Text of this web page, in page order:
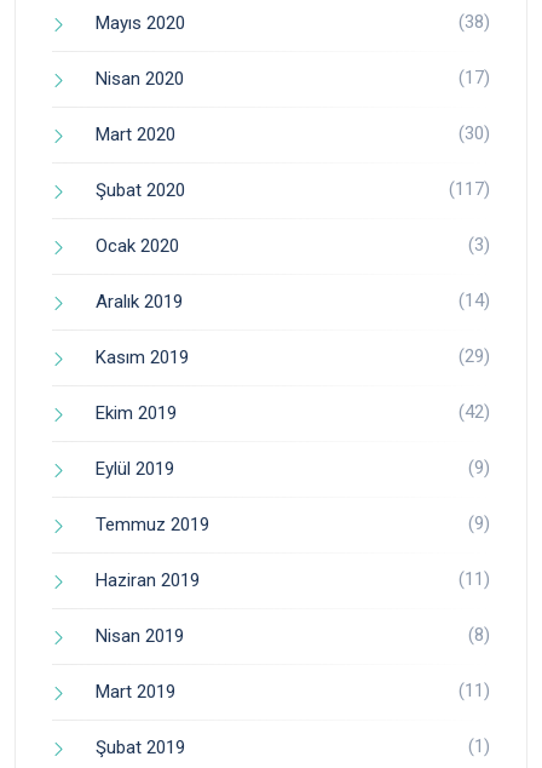
Mayıs 2020 (38)
Nisan 2020 (17)
Mart 2020 (30)
Şubat 2020 (117)
Ocak 2020 (3)
Aralık 2019 (14)
Kasım 2019 (29)
Ekim 2019 (42)
Eylül 2019 (9)
Temmuz 2019 (9)
Haziran 2019 (11)
Nisan 2019 (8)
Mart 2019 (11)
Şubat 2019 (1)